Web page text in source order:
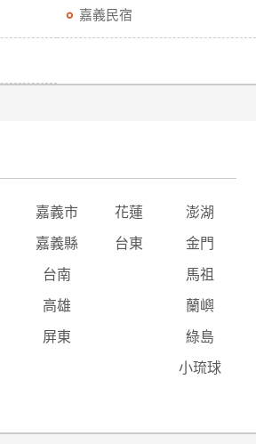
嘉義民宿
嘉義市 花蓮 澎湖
嘉義縣 台東 金門
台南 馬祖
高雄 蘭嶼
屏東 綠島
小琉球